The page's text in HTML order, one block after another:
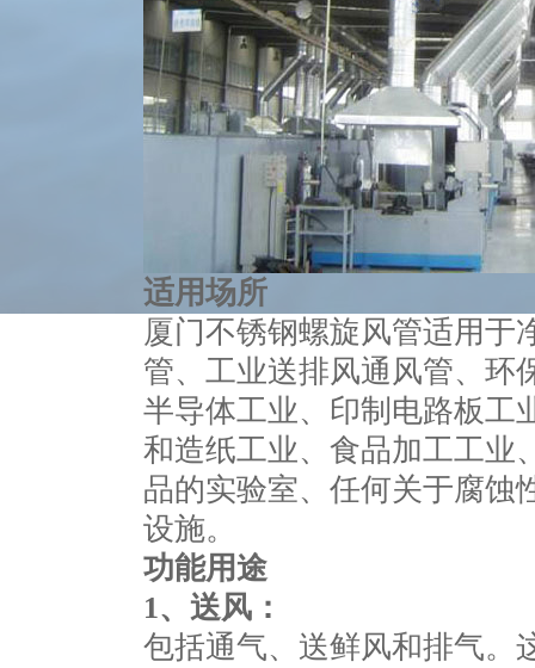
适用场所
厦门不锈钢螺旋风管适用于
管、工业送排风通风管、环
半导体工业、印制电路板工
和造纸工业、食品加工工业
品的实验室、任何关于腐蚀
设施。
功能用途
1、送风：
包括通气、送鲜风和排气。